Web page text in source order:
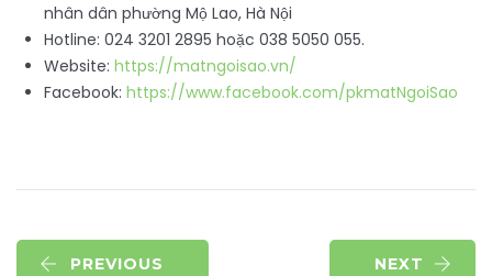
nhân dân phường Mộ Lao, Hà Nội
Hotline: 024 3201 2895 hoặc 038 5050 055.
Website: https://matngoisao.vn/
Facebook: https://www.facebook.com/pkmatNgoiSao
PREVIOUS NEXT